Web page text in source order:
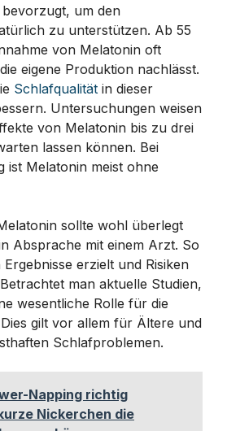
um den
zu unterstützen. Ab 55
von Melatonin oft
eigene Produktion nachlässt.
Schlafqualität in dieser
Untersuchungen weisen
von Melatonin bis zu drei
lassen können. Bei
ist Melatonin meist ohne
sollte wohl überlegt
Absprache mit einem Arzt. So
erzielt und Risiken
man aktuelle Studien,
wesentliche Rolle für die
gilt vor allem für Ältere und
Schlafproblemen.
Napping richtig
Nickerchen die